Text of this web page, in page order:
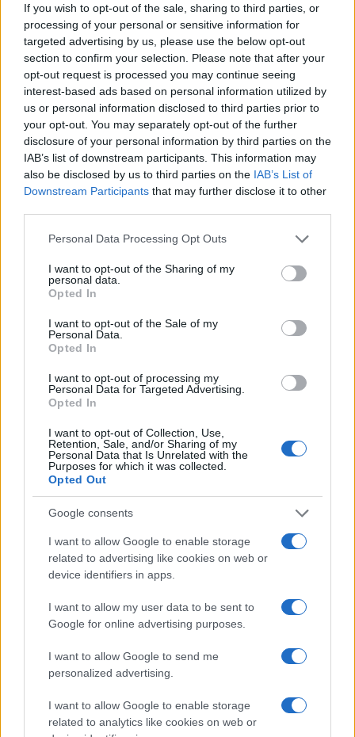
If you wish to opt-out of the sale, sharing to third parties, or
processing of your personal or sensitive information for
targeted advertising by us, please use the below opt-out
section to confirm your selection. Please note that after your
opt-out request is processed you may continue seeing
interest-based ads based on personal information utilized by
us or personal information disclosed to third parties prior to
your opt-out. You may separately opt-out of the further
disclosure of your personal information by third parties on the
IAB’s list of downstream participants. This information may
also be disclosed by us to third parties on the IAB’s List of
Downstream Participants that may further disclose it to other
Please note that this website/app uses one or more Google
not limited to your visit or usage behaviour. You may click to
grant or deny consent to Google and its third-party tags to
use your data for below specified purposes in below Google
consent section.
Personal Data Processing Opt Outs
I want to opt-out of the Sharing of my
personal data.
Opted In
I want to opt-out of the Sale of my
Personal Data.
Opted In
I want to opt-out of processing my
Personal Data for Targeted Advertising.
Opted In
I want to opt-out of Collection, Use,
Retention, Sale, and/or Sharing of my
Personal Data that Is Unrelated with the
Purposes for which it was collected.
Opted Out
Google consents
I want to allow Google to enable storage
related to advertising like cookies on web or
device identifiers in apps.
I want to allow my user data to be sent to
Google for online advertising purposes.
I want to allow Google to send me
personalized advertising.
I want to allow Google to enable storage
related to analytics like cookies on web or
Brent cai 8.3% e arrasta petróleo e ouro para baixo
Rafael Oliveira · 7 ago 2026
NÃO CLASSIFICADO
Petróleo Brent cai 8.3% e arrasta commodities em agosto de
NÃO CLASSIFICADO
Tensões diplomáticas entre Brasil e Argentina: o que está em
Rafael Oliveira · 4 ago 2026